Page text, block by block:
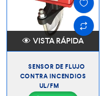
VISTA RÁPIDA
SENSOR DE FLUJO
CONTRA INCENDIOS
UL/FM